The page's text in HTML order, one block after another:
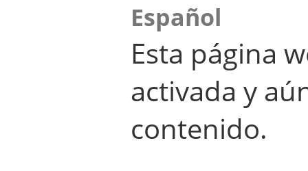
Español
Esta página
activada y
contenido.